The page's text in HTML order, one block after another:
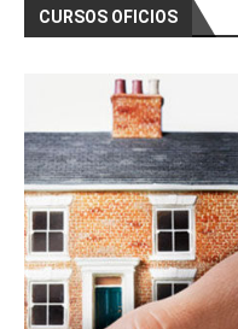
CURSOS OFICIOS